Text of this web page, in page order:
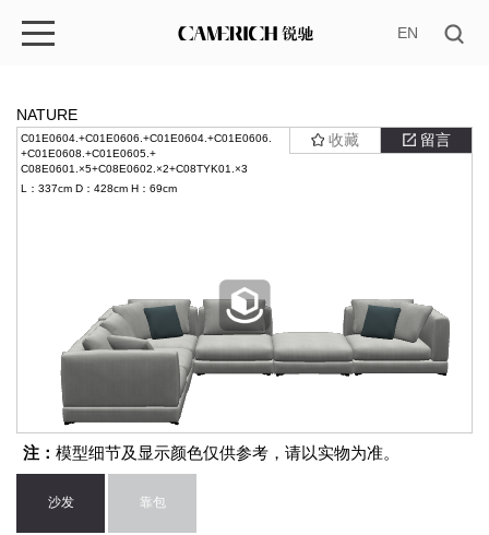
EN
NATURE
C01E0604.+C01E0606.+C01E0604.+C01E0606.
+C01E0608.+C01E0605.+
C08E0601.×5+C08E0602.×2+C08TYK01.×3
收藏 留言
L：337cm D：428cm H：69cm
注： 模型细节及显示颜色仅供参考，请以实物为准。
沙发 靠包